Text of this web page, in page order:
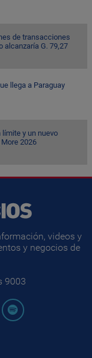
de transacciones
alcanzaría G. 79,27
llega a Paraguay
y un nuevo
2026
videos y
y negocios de
9003